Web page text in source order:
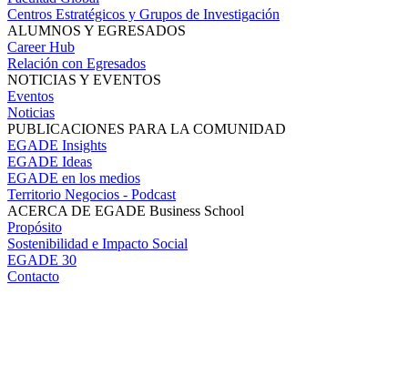
Centros Estratégicos y Grupos de Investigación
ALUMNOS Y EGRESADOS
Career Hub
Relación con Egresados
NOTICIAS Y EVENTOS
Eventos
Noticias
PUBLICACIONES PARA LA COMUNIDAD
EGADE Insights
EGADE Ideas
EGADE en los medios
Territorio Negocios - Podcast
ACERCA DE EGADE Business School
Propósito
Sostenibilidad e Impacto Social
EGADE 30
Contacto